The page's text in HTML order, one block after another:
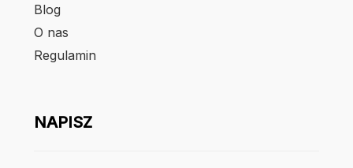
Blog
O nas
Regulamin
NAPISZ